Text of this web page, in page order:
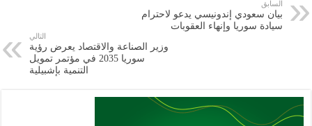
Li
k
A
p
السابق
بيان سعودي إندونيسي يدعو لاحترام
سيادة سوريا وإنهاء العقوبات
التالي
وزير الصناعة والاقتصاد يعرض رؤية
سوريا 2035 في مؤتمر تمويل
التنمية بإشبيلية